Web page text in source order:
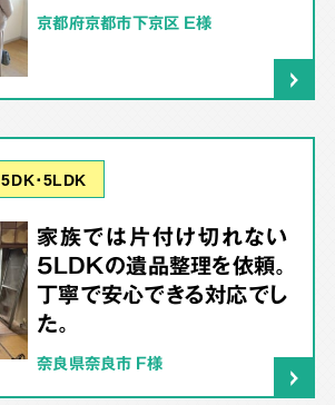
京都府京都市下京区 E様
5DK･5LDK
家族では片付け切れない
5LDKの遺品整理を依頼。
丁寧で安心できる対応でし
た。
奈良県奈良市 F様